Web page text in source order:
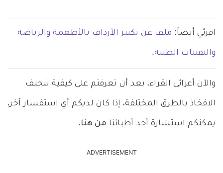
اقرئي أيضاً: ملف عن تكبير الأرداف بالأطعمة والرياضة
والتقنيات الطبية.
والآن أعزائي القراء، بعد أن تعرفتم على كيفية تنحيف
الافخاذ بالطرق المختلفة، إذا كان لديكم أي استفسار آخر،
يمكنكم استشارة أحد أطبائنا من هنا.
ADVERTISEMENT